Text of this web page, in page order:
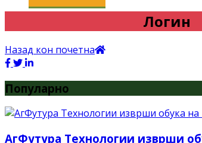
Логин
Назад кон почетна
Популарно
АгФутура Технологии изврши